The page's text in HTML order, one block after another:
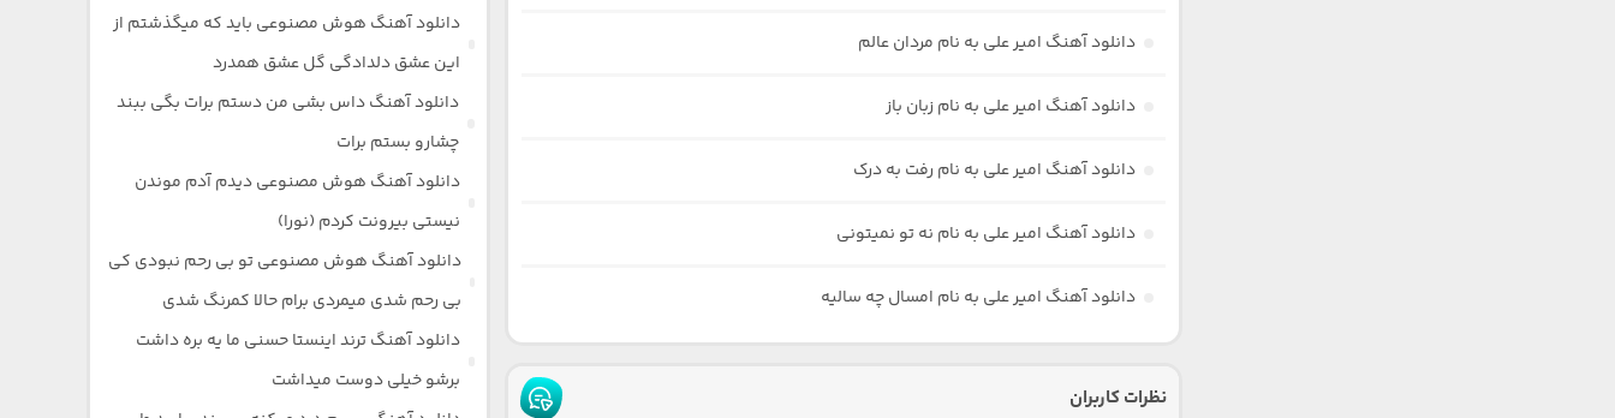
دانلود آهنگ امیر علی به نام مردان عالم
دانلود آهنگ امیر علی به نام زبان باز
دانلود آهنگ امیر علی به نام رفت به درک
دانلود آهنگ امیر علی به نام نه تو نمیتونی
دانلود آهنگ امیر علی به نام امسال چه سالیه
نظرات کاربران
دانلود آهنگ هوش مصنوعی باید که میگذشتم از
این عشق دلدادگی گل عشق همدرد
دانلود آهنگ داس بشی من دستم برات بگی ببند
چشارو بستم برات
دانلود آهنگ هوش مصنوعی دیدم آدم موندن
نیستی بیرونت کردم (نورا)
دانلود آهنگ هوش مصنوعی تو بی رحم نبودی کی
بی رحم شدی میمردی برام حالا کمرنگ شدی
دانلود آهنگ ترند اینستا حسنی ما یه بره داشت
برشو خیلی دوست میداشت